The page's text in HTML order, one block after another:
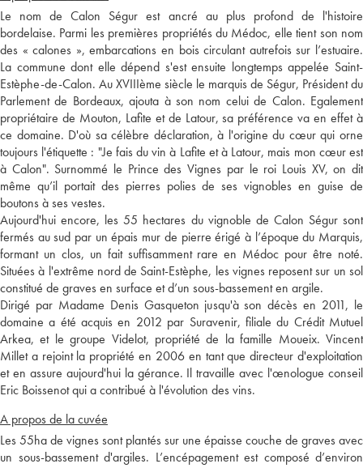
Le nom de Calon Ségur est ancré au plus profond de l'histoire
bordelaise. Parmi les premières propriétés du Médoc, elle tient son nom
des « calones », embarcations en bois circulant autrefois sur l’estuaire.
La commune dont elle dépend s'est ensuite longtemps appelée Saint-
Estèphe-de-Calon. Au XVIIIème siècle le marquis de Ségur, Président du
Parlement de Bordeaux, ajouta à son nom celui de Calon. Egalement
propriétaire de Mouton, Lafite et de Latour, sa préférence va en effet à
ce domaine. D'où sa célèbre déclaration, à l'origine du cœur qui orne
toujours l'étiquette : "Je fais du vin à Lafite et à Latour, mais mon cœur est
à Calon". Surnommé le Prince des Vignes par le roi Louis XV, on dit
même qu’il portait des pierres polies de ses vignobles en guise de
boutons à ses vestes.
Aujourd'hui encore, les 55 hectares du vignoble de Calon Ségur sont
fermés au sud par un épais mur de pierre érigé à l’époque du Marquis,
formant un clos, un fait suffisamment rare en Médoc pour être noté.
Situées à l'extrême nord de Saint-Estèphe, les vignes reposent sur un sol
constitué de graves en surface et d’un sous-bassement en argile.
Dirigé par Madame Denis Gasqueton jusqu'à son décès en 2011, le
domaine a été acquis en 2012 par Suravenir, filiale du Crédit Mutuel
Arkea, et le groupe Videlot, propriété de la famille Moueix. Vincent
Millet a rejoint la propriété en 2006 en tant que directeur d'exploitation
et en assure aujourd'hui la gérance. Il travaille avec l'œnologue conseil
Eric Boissenot qui a contribué à l'évolution des vins.
A propos de la cuvée
Les 55ha de vignes sont plantés sur une épaisse couche de graves avec
un sous-bassement d'argiles. L’encépagement est composé d’environ